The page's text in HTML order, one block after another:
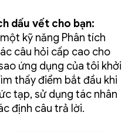
dấu vết cho bạn:
kỹ năng Phân tích
câu hỏi cấp cao cho
ứng dụng của tôi khởi
thấy điểm bắt đầu khi
tạp, sử dụng tác nhân
định câu trả lời.